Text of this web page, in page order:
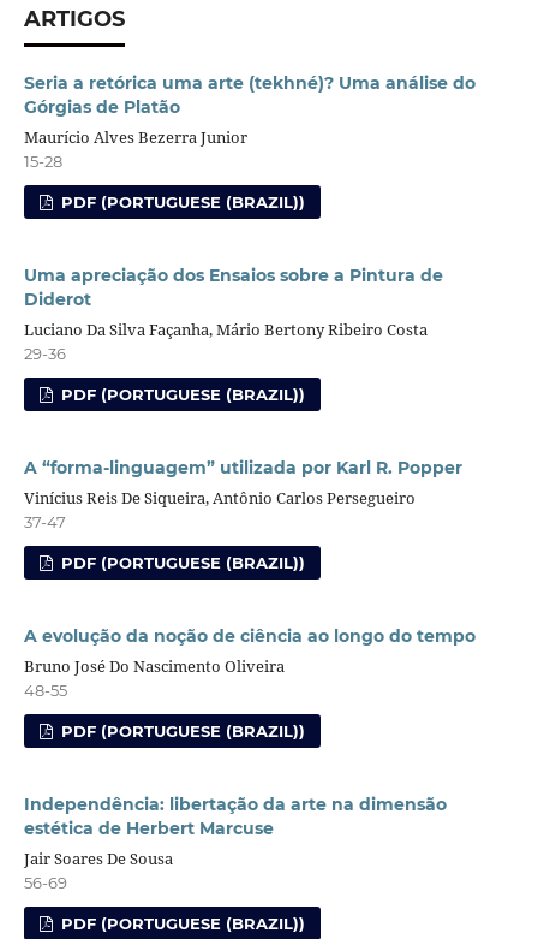
ARTIGOS
Seria a retórica uma arte (tekhné)? Uma análise do
Górgias de Platão
Maurício Alves Bezerra Junior
15-28
PDF (PORTUGUESE (BRAZIL))
Uma apreciação dos Ensaios sobre a Pintura de
Diderot
Luciano Da Silva Façanha, Mário Bertony Ribeiro Costa
29-36
PDF (PORTUGUESE (BRAZIL))
A “forma-linguagem” utilizada por Karl R. Popper
Vinícius Reis De Siqueira, Antônio Carlos Persegueiro
37-47
PDF (PORTUGUESE (BRAZIL))
A evolução da noção de ciência ao longo do tempo
Bruno José Do Nascimento Oliveira
48-55
PDF (PORTUGUESE (BRAZIL))
Independência: libertação da arte na dimensão
estética de Herbert Marcuse
Jair Soares De Sousa
56-69
PDF (PORTUGUESE (BRAZIL))